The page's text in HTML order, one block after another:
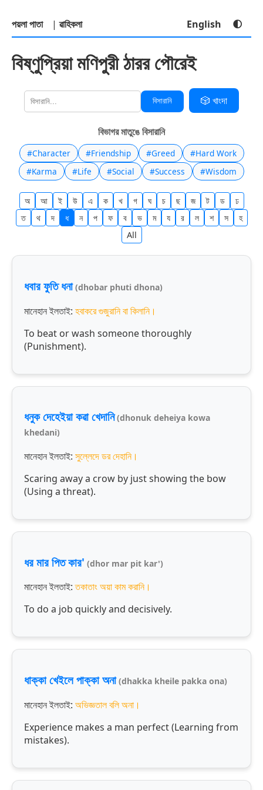
পয়লা পাতা |ৱাহিকলা English 🌓
বিষ্ণুপ্রিয়া মণিপুরী ঠারর পৌরেই
বিসারানি 🎲 খাংদা
বিভাগর মাতুঙে বিসারানি
#Character #Friendship #Greed
#Hard Work
#Karma
#Life #Social #Success #Wisdom
অ আ ই উ এ ক খ গ ঘ চ ছ জ ট ড
ঢ
ত
থ দ ধ ন প ফ ব ভ ম য র ল শ স
হ
All
ধবার ফুতি ধনা(dhobar phuti dhona)
মানেহান ইলতাই: হবাকরে গুজুরানি বা কিলানি।
To beat or wash someone thoroughly
(Punishment).
ধনুক দেহেইয়া কৱা খেদানি(dhonuk deheiya kowa
khedani)
মানেহান ইলতাই: সুল্লেদে ডর দেহানি।
Scaring away a crow by just showing the bow
(Using a threat).
ধর মার পিত কার' (dhor mar pit kar')
মানেহান ইলতাই:তকাতাং অয়া কাম করানি।
To do a job quickly and decisively.
ধাক্কা খেইলে পাক্কা অনা(dhakka kheile pakka ona)
মানেহান ইলতাই: অভিজ্ঞতাল বলি অনা।
Experience makes a man perfect (Learning from
mistakes).